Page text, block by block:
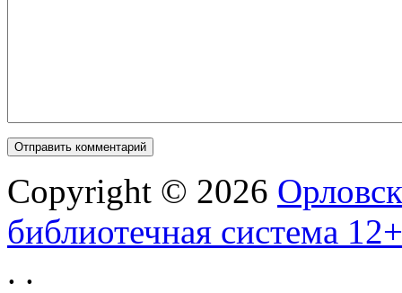
Copyright © 2026
библиотечная система 12+
. .